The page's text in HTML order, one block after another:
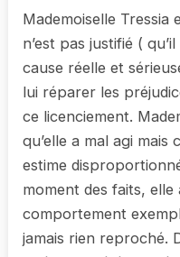
Mademoiselle Tressia
n’est pas justifié (
cause réelle et
lui réparer les
ce licenciement.
qu’elle a mal agi mais
estime
moment des faits,
comportement
jamais rien reproché.